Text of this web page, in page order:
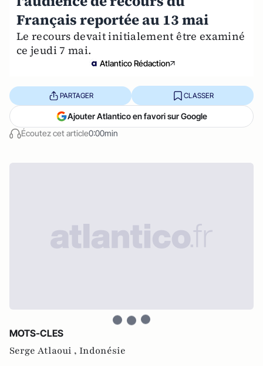
Français reportée au 13 mai
Le recours devait initialement être examiné
ce jeudi 7 mai.
Atlantico Rédaction
Écoutez cet article0:00min
PARTAGER CLASSER
Ajouter Atlantico en favori sur Google
MOTS-CLES
Serge Atlaoui , Indonésie